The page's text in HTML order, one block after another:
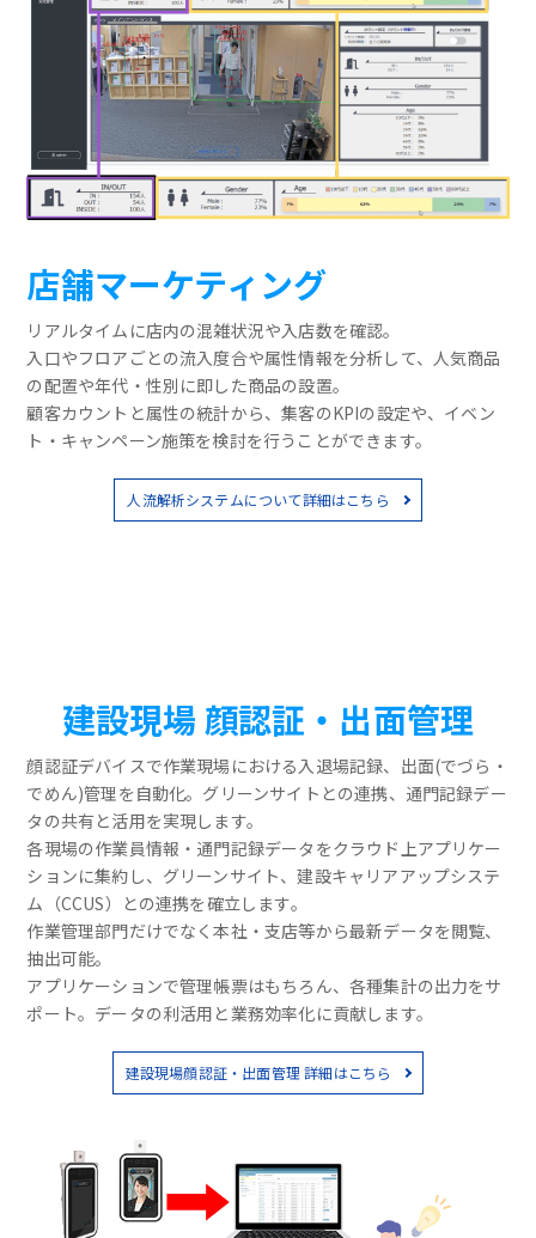
店舗マーケティング
リアルタイムに店内の混雑状況や入店数を確認。
入口やフロアごとの流入度合や属性情報を分析して、人気商品
の配置や年代・性別に即した商品の設置。
顧客カウントと属性の統計から、集客のKPIの設定や、イベン
ト・キャンペーン施策を検討を行うことができます。
人流解析システムについて詳細はこちら
建設現場 顔認証・出面管理
顔認証デバイスで作業現場における入退場記録、出面(でづら・
でめん)管理を自動化。グリーンサイトとの連携、通門記録デー
タの共有と活用を実現します。
各現場の作業員情報・通門記録データをクラウド上アプリケー
ションに集約し、グリーンサイト、建設キャリアアップシステ
ム（CCUS）との連携を確立します。
作業管理部門だけでなく本社・支店等から最新データを閲覧、
抽出可能。
アプリケーションで管理帳票はもちろん、各種集計の出力をサ
ポート。データの利活用と業務効率化に貢献します。
建設現場顔認証・出面管理 詳細はこちら